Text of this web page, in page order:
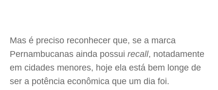
Mas é preciso reconhecer que, se a marca
Pernambucanas ainda possui recall, notadamente
em cidades menores, hoje ela está bem longe de
ser a potência econômica que um dia foi.